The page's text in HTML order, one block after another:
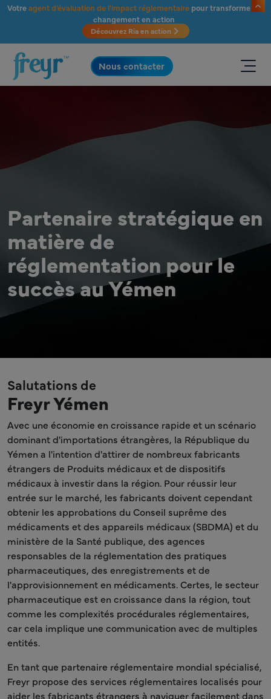
Passer au contenu principal
Votreagent d'évaluation de l'impact réglementairepour transformer le
changement en action
Découvrez Ria en action
.
Nous contacter
Partenaire stratégique en
matière de
réglementation pour le
succès au Yémen
Salutations de
Freyr Yémen
Avec une économie en croissance rapide et un scénario
dominant d'importations étrangères, la République du
Yémen a l'intention d'attirer de nombreux fabricants
étrangers de Produits médicaux et de dispositifs
médicaux à investir dans la région. Pour réussir leur
entrée sur le marché, les fabricants doivent cependant
obtenir les approbations du Conseil suprême des
médicaments et des appareils médicaux (SBDMA) et du
ministère de la Santé publique, des agences
responsables de la réglementation des pratiques
pharmaceutiques, des enregistrements et de
l'approvisionnement en médicaments. Certes, le secteur
pharmaceutique est en croissance dans la région, tout
comme les complexités procédurales réglementaires,
car cela implique une communication avec de multiples
entités.
En tant que partenaire réglementaire mondial spécialisé,
Freyr propose des services réglementaires localisés pour
aider les fabricants étrangers à naviguer facilement dans